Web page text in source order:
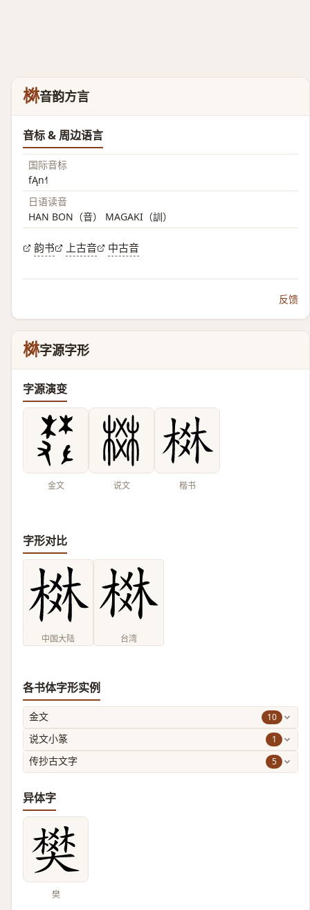
棥音韵方言
音标 & 周边语言
国际音标
fĄn˧˥
日语读音
HAN BON（音） MAGAKI（訓）
韵书 上古音 中古音
反馈
棥字源字形
字源演变
金文 说文 楷书
字形对比
中国大陆 台湾
各书体字形实例
金文 10
说文小篆 1
传抄古文字 5
异体字
樊